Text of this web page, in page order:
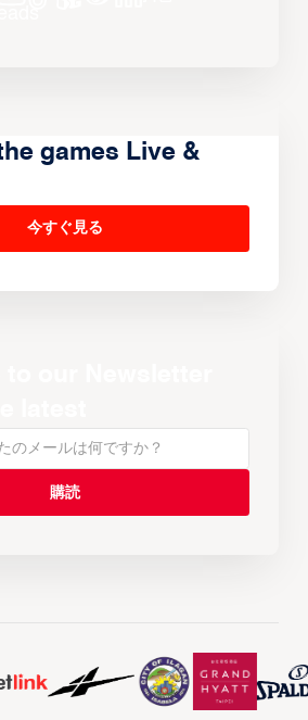
games Live &
今すぐ見る